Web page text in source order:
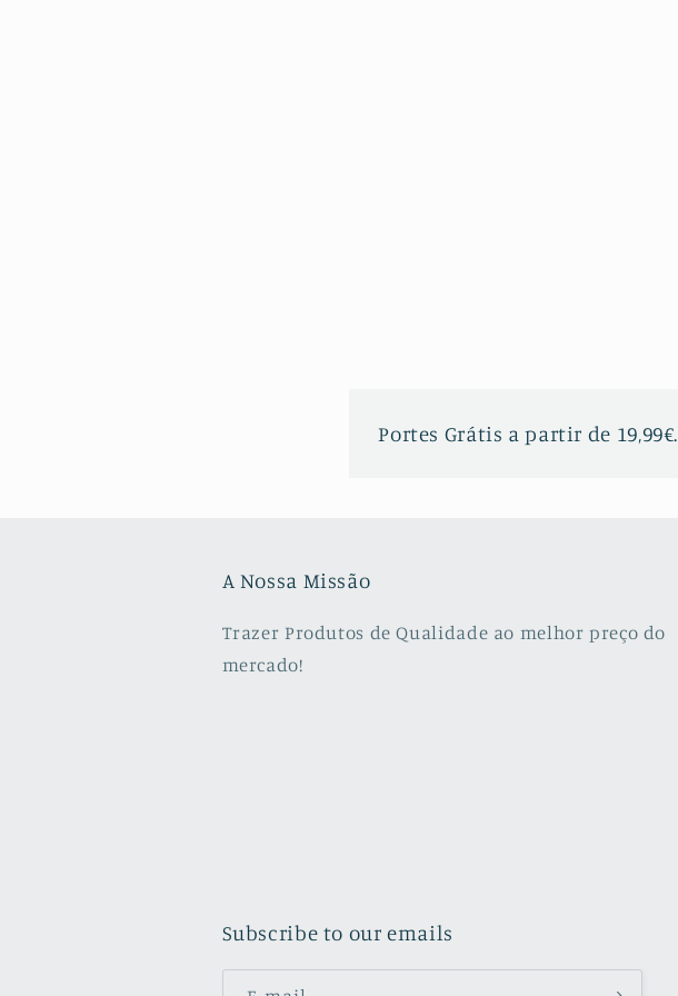
Portes Grátis a partir de 19,99€.
A Nossa Missão
Trazer Produtos de Qualidade ao melhor preço do
mercado!
Subscribe to our emails